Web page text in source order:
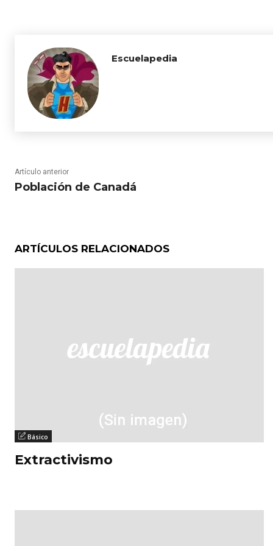
Escuelapedia
Artículo anterior
Población de Canadá
ARTÍCULOS RELACIONADOS
Básico
Extractivismo